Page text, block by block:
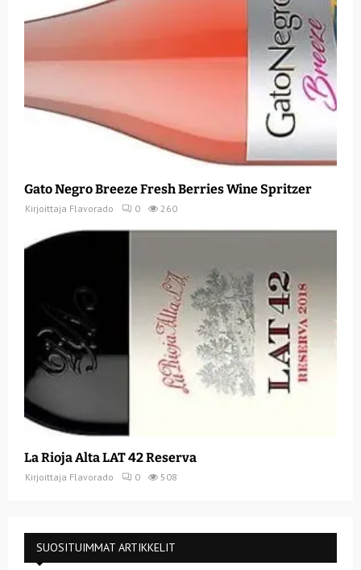
Gato Negro Breeze Fresh Berries Wine Spritzer
Kirjoittaja Flavorado 0 260
La Rioja Alta LAT 42 Reserva
Kirjoittaja Flavorado 0 508
SUOSITUIMMAT ARTIKKELIT